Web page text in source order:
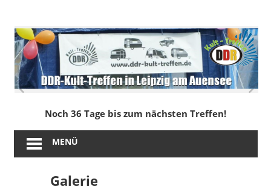
springen
DDR-
Kult-
Treffen
in
Leipzig
am
Noch 36 Tage bis zum nächsten Treffen!
MENÜ
Galerie